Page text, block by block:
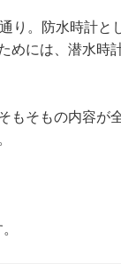
り。防水時計と
めには、潜水時
もそもの内容が